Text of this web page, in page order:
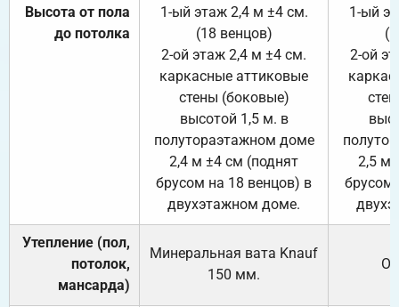
Высота от пола
до потолка
1-ый этаж 2,4 м ±4 см.
(18 венцов)
2-ой этаж 2,4 м ±4 см.
каркасные аттиковые
стены (боковые)
высотой 1,5 м. в
полутораэтажном доме
2,4 м ±4 см (поднят
брусом на 18 венцов) в
двухэтажном доме.
1-ый
2-ой
2,5 м
брусом
Утепление (пол,
потолок,
мансарда)
Минеральная вата Knauf
150 мм.